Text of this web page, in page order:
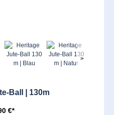
>
Ball | 130m
€*